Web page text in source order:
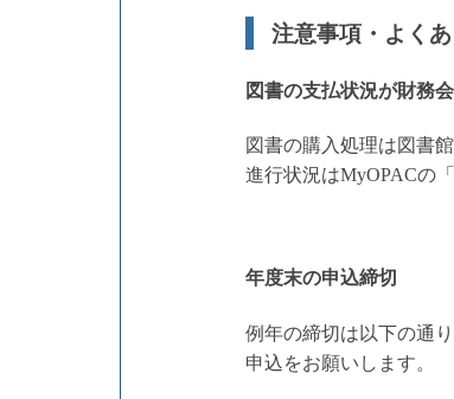
注意事項・よく
図書の支払状況が財務
図書の購入処理は図書
進行状況はMyOPACの
年度末の申込締切
例年の締切は以下の通
申込をお願いします。